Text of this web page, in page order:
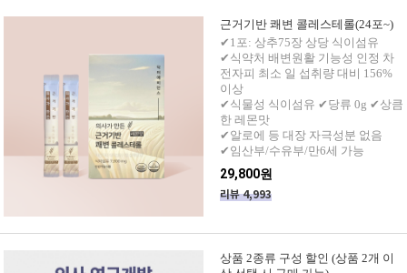
근거기반 쾌변 콜레스테롤(24포~)
✔1포: 상추75장 상당 식이섬유
✔식약처 배변원활 기능성 인정 차
전자피 최소 일 섭취량 대비 156%
이상
✔식물성 식이섬유 ✔당류 0g ✔상큼
한 레몬맛
✔알로에 등 대장 자극성분 없음
✔임산부/수유부/만6세 가능
29,800원
리뷰 4,993
상품 2종류 구성 할인 (상품 2개 이